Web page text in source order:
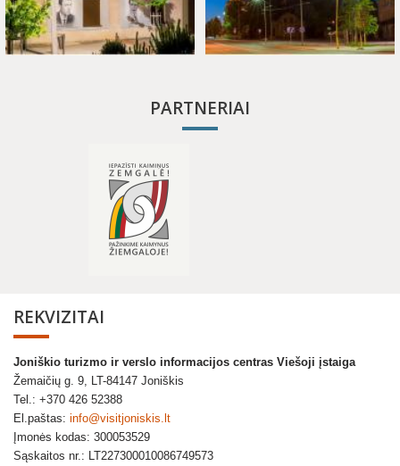
PARTNERIAI
REKVIZITAI
Joniškio turizmo ir verslo informacijos centras Viešoji įstaiga
Žemaičių g. 9, LT-84147 Joniškis
Tel.: +370 426 52388
El.paštas: info@visitjoniskis.lt
Įmonės kodas: 300053529
Sąskaitos nr.: LT227300010086749573